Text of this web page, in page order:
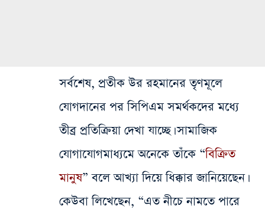
সর্বশেষ, প্রতীক উর রহমানের তৃণমূলে
যোগদানের পর সিপিএম সমর্থকদের মধ্যে
তীব্র প্রতিক্রিয়া দেখা যাচ্ছে। সামাজিক
যোগাযোগমাধ্যমে অনেকে তাঁকে “বিক্রিত
মানুষ” বলে আখ্যা দিয়ে ধিক্কার জানিয়েছেন।
কেউবা লিখেছেন, “এত নীচে নামতে পারে